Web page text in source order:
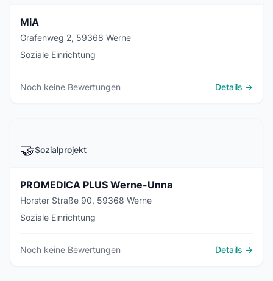
MiA
Grafenweg 2, 59368 Werne
Soziale Einrichtung
Noch keine Bewertungen Details →
🤝Sozialprojekt
PROMEDICA PLUS Werne-Unna
Horster Straße 90, 59368 Werne
Soziale Einrichtung
Noch keine Bewertungen Details →